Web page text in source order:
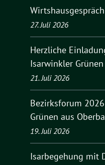
27. Juli 2026
Herzliche
Isarwinkler Grünen
21. Juli 2026
Bezirksforum
Grünen aus
19. Juli 2026
Isarbegehung mit